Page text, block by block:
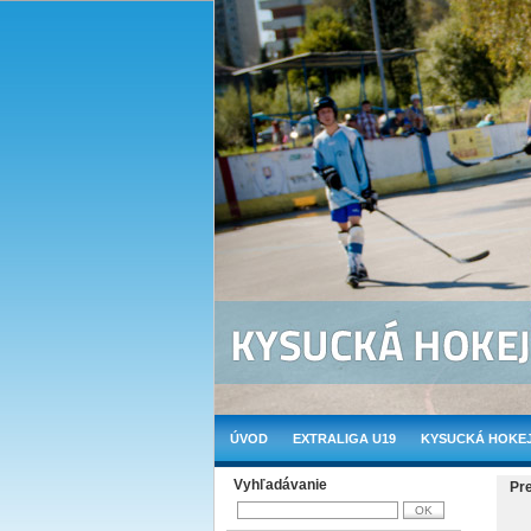
ÚVOD EXTRALIGA U19 KYSUCKÁ
Vyhľadávanie